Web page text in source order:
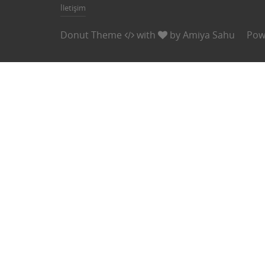
İletişim
Donut Theme with byAmiya Sahu